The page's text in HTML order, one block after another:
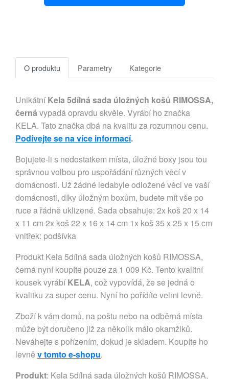
O produktu Parametry Kategorie
UnikátníKela 5dílná sada úložných košů RIMOSSA,
černá vypadá opravdu skvěle. Vyrábí ho značka
KELA. Tato značka dbá na kvalitu za rozumnou cenu.
Podívejte se na více informací.
Bojujete-li s nedostatkem místa, úložné boxy jsou tou
správnou volbou pro uspořádání různých věcí v
domácnosti. Už žádné ledabyle odložené věci ve vaší
domácnosti, díky úložným boxům, budete mít vše po
ruce a řádně uklizené. Sada obsahuje: 2x koš 20 x 14
x 11 cm 2x koš 22 x 16 x 14 cm 1x koš 35 x 25 x 15 cm
vnitřek: podšívka
Produkt Kela 5dílná sada úložných košů RIMOSSA,
černá nyní koupíte pouze za 1 009 Kč. Tento kvalitní
kousek vyrábíKELA, což vypovídá, že se jedná o
kvalitku za super cenu. Nyní ho pořídíte velmi levně.
Zboží k vám domů, na poštu nebo na odběrná místa
může být doručeno již za několik málo okamžiků.
Neváhejte s pořízením, dokud je skladem. Koupíte ho
levně v tomto e-shopu.
Produkt: Kela 5dílná sada úložných košů RIMOSSA,